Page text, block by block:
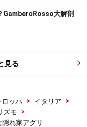
GamberoRosso大解剖
見る
ロッパ > イタリア
>
ズモ
>
れ家アグリ